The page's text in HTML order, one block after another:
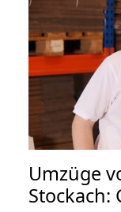
Umzüge
Stockach: